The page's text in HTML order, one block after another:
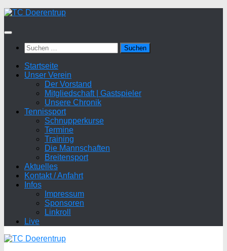
Zum
springen
Suchen
nach:
Startseite
Unser Verein
Der Vorstand
Mitgliedschaft | Gastspieler
Unsere Chronik
Tennissport
Schnupperkurse
Termine
Training
Die Mannschaften
Breitensport
Aktuelles
Kontakt / Anfahrt
Infos
Impressum
Sponsoren
Linkroll
Live